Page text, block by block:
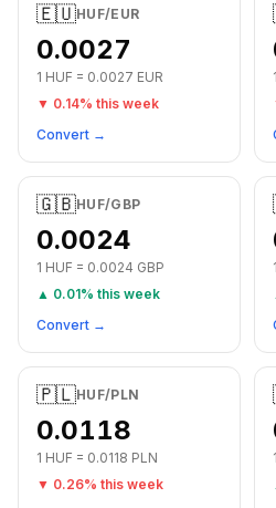
🇪🇺HUF/EUR
0.0027
1 HUF = 0.0027 EUR
▼ 0.14% this week
Convert →
1
🇬🇧HUF/GBP
0.0024
1 HUF = 0.0024 GBP
▲ 0.01% this week
Convert →
1
🇵🇱HUF/PLN
0.0118
1 HUF = 0.0118 PLN
▼ 0.26% this week
1